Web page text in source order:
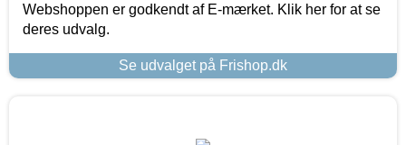
Webshoppen er godkendt af E-mærket. Klik her for at se
deres udvalg.
Se udvalget på Frishop.dk